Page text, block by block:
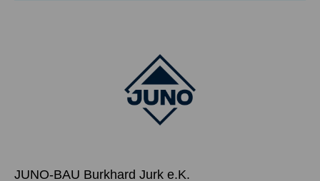
JUNO-BAU Burkhard Jurk e.K.